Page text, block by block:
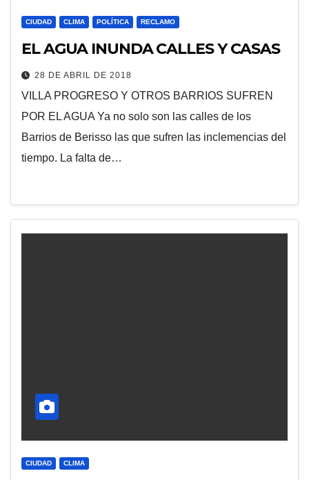
CIUDAD CLIMA POLÍTICA RECLAMO
EL AGUA INUNDA CALLES Y CASAS
28 DE ABRIL DE 2018
VILLA PROGRESO Y OTROS BARRIOS SUFREN
POR EL AGUA Ya no solo son las calles de los
Barrios de Berisso las que sufren las inclemencias del
tiempo. La falta de…
CIUDAD CLIMA